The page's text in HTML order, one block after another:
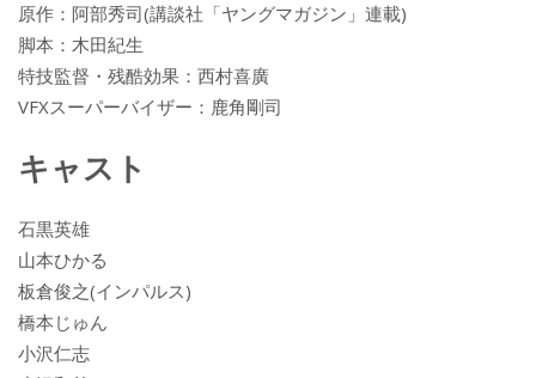
原作：阿部秀司(講談社「ヤングマガジン」連載)
脚本：木田紀生
特技監督・残酷効果：西村喜廣
VFXスーパーバイザー：鹿角剛司
キャスト
石黒英雄
山本ひかる
板倉俊之(インパルス)
橋本じゅん
小沢仁志